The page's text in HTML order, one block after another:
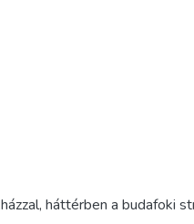
háttérben a budafoki